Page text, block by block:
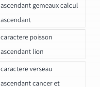
ascendant gemeaux calcul
ascendant
caractere poisson
ascendant lion
caractere verseau
ascendant cancer et